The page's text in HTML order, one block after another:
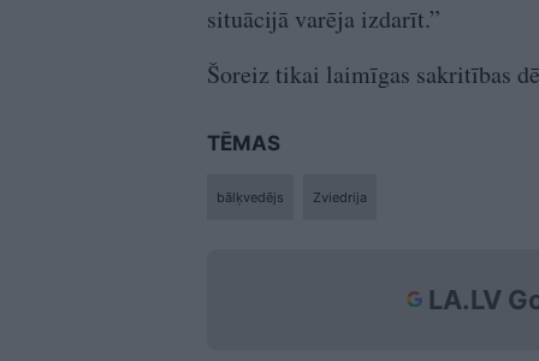
situācijā varēja izdarīt.”
Šoreiz tikai laimīgas sakritības
TĒMAS
bālķvedējs Zviedrija
LA.LV